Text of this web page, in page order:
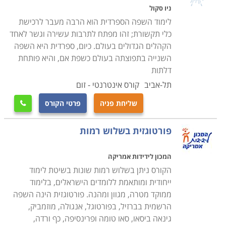
שלישית, לימוד שפות מחדד את יכולת ריבוי המשימות. הדבר
נובע למעשה מהיכולת של אותם אנשים להחליף בין הדיבור
והכתיבה בשפה אחת לאחרת. נוסף לך, יכולת דיבור בשפה
נוספת מפחיתה את הסיכון לחלות באלצהיימר או דמנציה,
ואף משפרת את הזיכרון. המוח למעשה הוא שריר המתפקד
טוב יותר כאשר מאמנים אותו. רכישת שפה נוספת מצריכה
שינון חוקי דקדוק ואוצר מילים חדש המסייעים לחזק את
המוח כשריר. כמו כן, פעולות אלו משפרות את הזיכרון הכללי
דבר המאפשר לבעלי שני שפות ומעלה לשנן בצורה טובה
יותר רשימות, נוסחאות, שמות וכיוונים. לבסוף, נמצא כי
אנשים הרוכשים שפה נוספת הם בעלי יכולת הבחנה טובה
יותר. זאת מאחר ויש להם יכולת טובה יותר להבחין במידע
רלבנטי ולהתעלם מכל המידע שאינו רלבנטי עבורם.
לימוד שפות - למי זה מתאים
למעשה, שפה חדשה אפשר ללמוד בכל גיל. מסלולי הלימוד
מיועדים הן לצעירים היוצאים לטיול תרמילאים ארוך,
ניו סקול
לימוד השפה הספרדית הוא הרבה מעבר לרכישת
כלי תקשורת; זהו מפתח לתרבות עשירה וגשר לאחד
הקהלים הגדולים בעולם. כיום, ספרדית היא השפה
השנייה בתפוצתה בעולם כשפת אם, והיא פותחת
דלתות
תל-אביב קורס אינטרנטי - זום
שליחת פניה פרטי הקורס 
פורטוגזית בשלוש רמות
המכון לידידות אמריקה
הקורס ניתן בשלוש רמות שונות בשיטת לימוד
ייחודית ומותאמת ללומדים הישראלים, בלימוד
ממוקד מטרה, מגוון ומהנה. פורטוגזית הינה השפה
הרשמית בברזיל, בפורטוגל, אנגולה, מוזמביק,
גינאה ביסאו, סאו טומה ופרינסיפה, כף ורדה,